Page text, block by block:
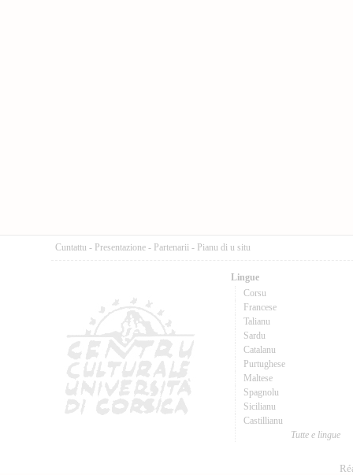
Cuntattu - Presentazione - Partenarii - Pianu di u situ
Lingue
Corsu
Francese
Talianu
Sardu
Catalanu
Purtughese
Maltese
Spagnolu
Sicilianu
Castillianu
Tutte e lingue